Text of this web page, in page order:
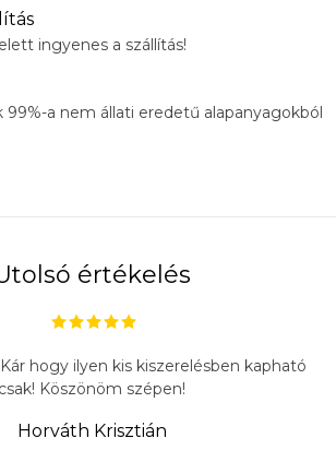
ingyenes a szállítás!
99%-a nem állati eredetű alapanyagokból
értékelés
hogy ilyen kis kiszerelésben kapható
csak! Köszönöm szépen!
Horváth Krisztián